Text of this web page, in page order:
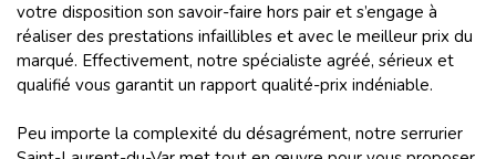
votre disposition son savoir-faire hors pair et s’engage à
réaliser des prestations infaillibles et avec le meilleur prix du
marqué. Effectivement, notre spécialiste agréé, sérieux et
qualifié vous garantit un rapport qualité-prix indéniable.
Peu importe la complexité du désagrément, notre serrurier